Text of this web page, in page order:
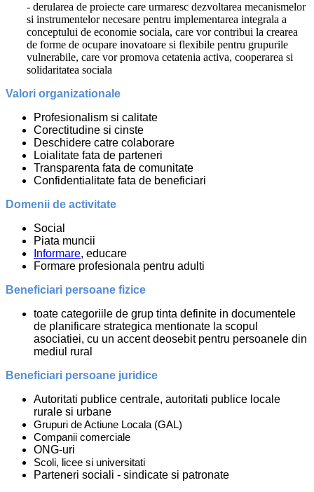
- derularea de proiecte care urmaresc dezvoltarea mecanismelor
si instrumentelor necesare pentru implementarea integrala a
conceptului de economie sociala, care vor contribui la crearea
de forme de ocupare inovatoare si flexibile pentru grupurile
vulnerabile, care vor promova cetatenia activa, cooperarea si
solidaritatea sociala
Valori organizationale
Profesionalism si calitate
Corectitudine si cinste
Deschidere catre colaborare
Loialitate fata de parteneri
Transparenta fata de comunitate
Confidentialitate fata de beneficiari
Domenii de activitate
Social
Piata muncii
Informare, educare
Formare profesionala pentru adulti
Beneficiari persoane fizice
toate categoriile de grup tinta definite in documentele
de planificare strategica mentionate la scopul
asociatiei, cu un accent deosebit pentru persoanele din
mediul rural
Beneficiari persoane juridice
Autoritati publice centrale, autoritati publice locale
rurale si urbane
Grupuri de Actiune Locala (GAL)
Companii comerciale
ONG-uri
Scoli, licee si universitati
Parteneri sociali - sindicate si patronate